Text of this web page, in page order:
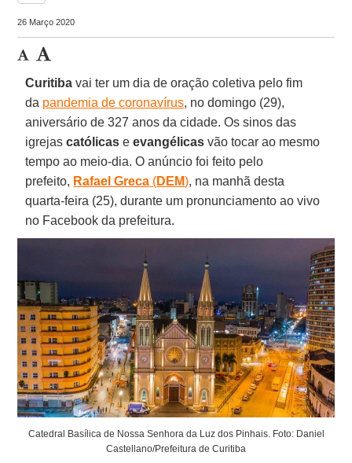
26 Março 2020
Curitiba vai ter um dia de oração coletiva pelo fim
da pandemia de coronavírus, no domingo (29),
aniversário de 327 anos da cidade. Os sinos das
igrejascatólicas eevangélicas vão tocar ao mesmo
tempo ao meio-dia. O anúncio foi feito pelo
prefeito, Rafael Greca (DEM), na manhã desta
quarta-feira (25), durante um pronunciamento ao vivo
no Facebook da prefeitura.
Catedral Basílica de Nossa Senhora da Luz dos Pinhais. Foto: Daniel
Castellano/Prefeitura de Curitiba